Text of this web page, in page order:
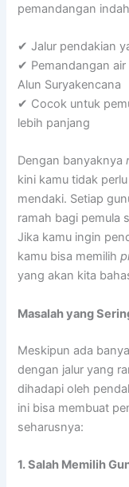
pemandangan
✔ Jalur pendakian
✔ Pemandangan
Alun Suryakencana
✔ Cocok untuk
lebih panjang
Dengan banyaknya
kini kamu tidak
mendaki. Setiap
ramah bagi pemula
Jika kamu ingin
kamu bisa memilih
yang akan kita
Masalah yang
Meskipun ada
dengan jalur yang
dihadapi oleh
ini bisa membuat
seharusnya:
1. Salah Memilih